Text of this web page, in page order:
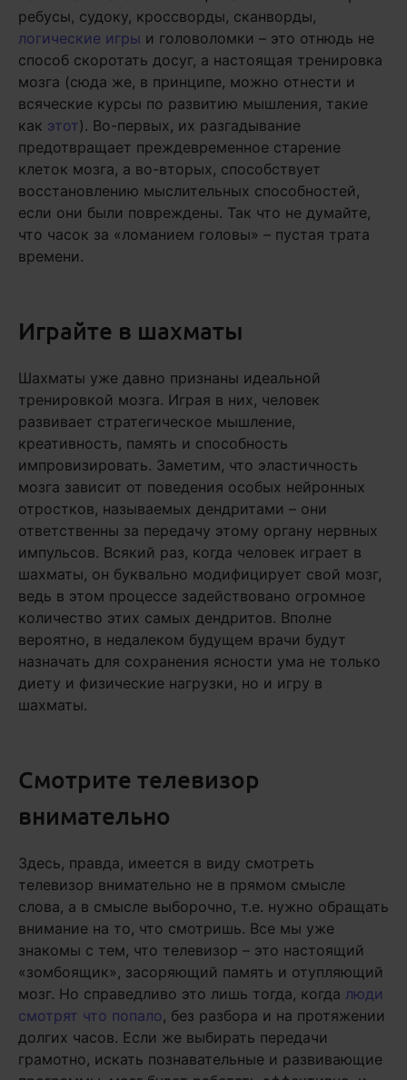
ребусы, судоку, кроссворды, сканворды,
логические игры и головоломки – это отнюдь не
способ скоротать досуг, а настоящая тренировка
мозга (сюда же, в принципе, можно отнести и
всяческие курсы по развитию мышления, такие
как этот). Во-первых, их разгадывание
предотвращает преждевременное старение
клеток мозга, а во-вторых, способствует
восстановлению мыслительных способностей,
если они были повреждены. Так что не думайте,
что часок за «ломанием головы» – пустая трата
времени.
Играйте в шахматы
Шахматы уже давно признаны идеальной
тренировкой мозга. Играя в них, человек
развивает стратегическое мышление,
креативность, память и способность
импровизировать. Заметим, что эластичность
мозга зависит от поведения особых нейронных
отростков, называемых дендритами – они
ответственны за передачу этому органу нервных
импульсов. Всякий раз, когда человек играет в
шахматы, он буквально модифицирует свой мозг,
ведь в этом процессе задействовано огромное
количество этих самых дендритов. Вполне
вероятно, в недалеком будущем врачи будут
назначать для сохранения ясности ума не только
диету и физические нагрузки, но и игру в
шахматы.
Смотрите телевизор
внимательно
Здесь, правда, имеется в виду смотреть
телевизор внимательно не в прямом смысле
слова, а в смысле выборочно, т.е. нужно обращать
внимание на то, что смотришь. Все мы уже
знакомы с тем, что телевизор – это настоящий
«зомбоящик», засоряющий память и отупляющий
мозг. Но справедливо это лишь тогда, когда люди
смотрят что попало, без разбора и на протяжении
долгих часов. Если же выбирать передачи
грамотно, искать познавательные и развивающие